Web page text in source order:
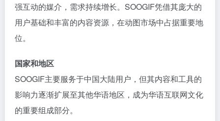
强互动的媒介，需求持续增长。SOOGIF凭借其庞大的
用户基础和丰富的内容资源，在动图市场中占据重要地
位。
国家和地区
SOOGIF主要服务于中国大陆用户，但其内容和工具的
影响力逐渐扩展至其他华语地区，成为华语互联网文化
的重要组成部分。